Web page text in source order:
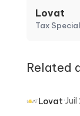
Lovat
Tax
Related
Lovat·